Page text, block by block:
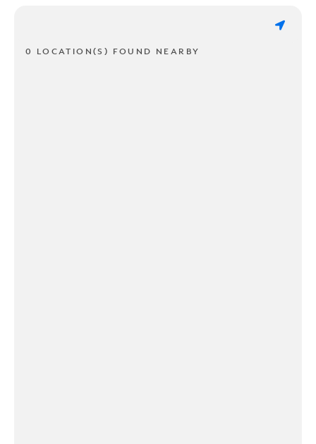
0 LOCATION(S) FOUND NEARBY